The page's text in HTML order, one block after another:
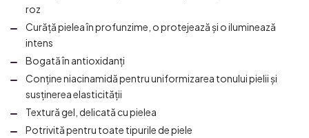
roz
Curăță pielea în profunzime, o protejează și o iluminează
intens
Bogată în antioxidanți
Conține niacinamidă pentru uniformizarea tonului pielii și
susținerea elasticității
Textură gel, delicată cu pielea
Potrivită pentru toate tipurile de piele